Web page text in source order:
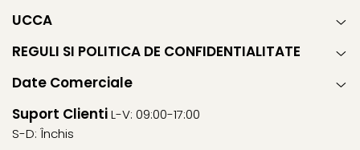
UCCA
REGULI SI POLITICA DE CONFIDENTIALITATE
Date Comerciale
Suport ClientiL-V: 09:00-17:00
S-D: Închis